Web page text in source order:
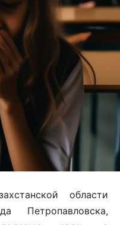
области
Петропавловска,